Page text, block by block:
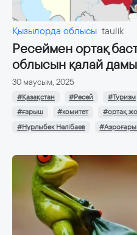
Қызылорда облысы taulik
Ресеймен ортақ
облысын қалай
30 маусым, 2025
#Қазақстан #Ресей #Туризм
#ғарыш
#комитет #ортақ
#Нұрлыбек Нәлібаев